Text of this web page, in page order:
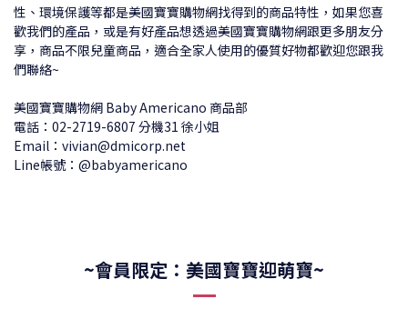
性、環境保護等都是美國寶寶購物網找得到的商品特性，如果您喜
歡我們的產品，或是有好產品想透過美國寶寶購物網跟更多朋友分
享，商品不限兒童商品，適合全家人使用的優質好物都歡迎您跟我
們聯絡~
美國寶寶購物網 Baby Americano 商品部
電話：02-2719-6807 分機31 徐小姐
Email：vivian@dmicorp.net
Line帳號：@babyamericano
~會員限定：美國寶寶迎萌寶~